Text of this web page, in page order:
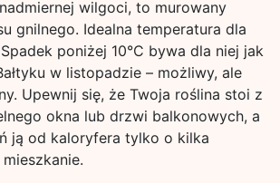
wilgoci, to murowany
gnilnego. Idealna temperatura dla
poniżej 10°C bywa dla niej jak
w listopadzie – możliwy, ale
Upewnij się, że Twoja roślina stoi z
okna lub drzwi balkonowych, a
ją od kaloryfera tylko o kilka